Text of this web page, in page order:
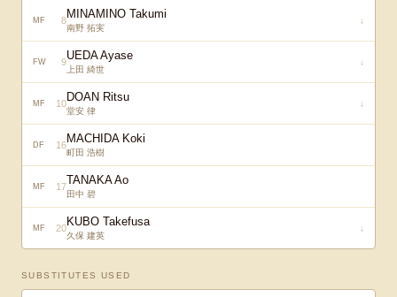
MF 8MINAMINO Takumi
南野 拓実
↓
FW 9UEDA Ayase
上田 綺世
↓
MF 10DOAN Ritsu
堂安 律
↓
DF 16MACHIDA Koki
町田 浩樹
MF 17TANAKA Ao
田中 碧
MF 20KUBO Takefusa
久保 建英
↓
SUBSTITUTES USED